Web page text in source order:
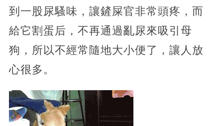
到一股尿騷味，讓鏟屎官非常頭疼，而
給它割蛋后，不再通過亂尿來吸引母
狗，所以不經常隨地大小便了，讓人放
心很多。